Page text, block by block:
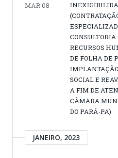
MAR 08
RECURSOS
DE FOLHA DE
SOCIAL E
A FIM DE
CÂMARA
DO PARÁ-PA)
JANEIRO, 2023